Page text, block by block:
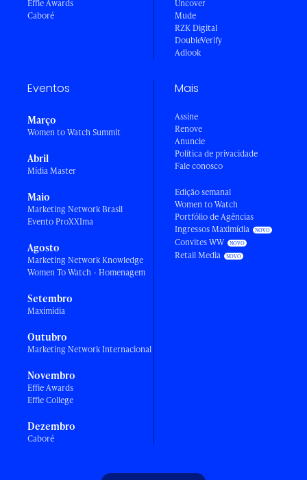
Effie Awards
Caboré
Uncover
Mude
RZK Digital
DoubleVerify
Adlook
Eventos
Março
Women to Watch Summit
Abril
Mídia Master
Maio
Marketing Network Brasil
Evento ProXXIma
Agosto
Marketing Network Knowledge
Women To Watch - Homenagem
Setembro
Maximídia
Outubro
Marketing Network Internacional
Novembro
Effie Awards
Effie College
Dezembro
Caboré
Mais
Assine
Renove
Anuncie
Política de privacidade
Fale conosco
Edição semanal
Women to Watch
Portfólio de Agências
Ingressos Maximídia
Convites WW
Retail Media